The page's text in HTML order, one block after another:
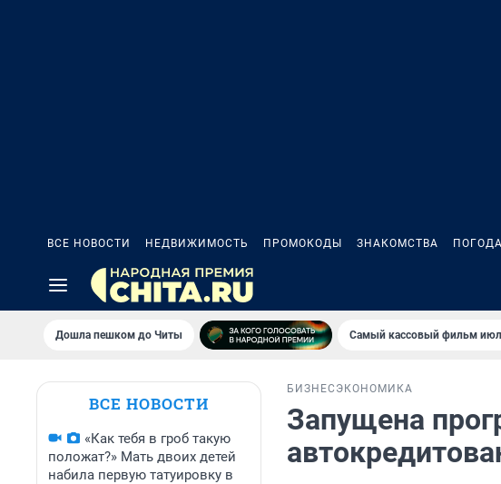
ВСЕ НОВОСТИ НЕДВИЖИМОСТЬ ПРОМОКОДЫ ЗНАКОМСТВА ПОГОДА
Дошла пешком до Читы Самый кассовый фильм
ВСЕ НОВОСТИ
«Как тебя в гроб такую
положат?» Мать двоих детей
набила первую татуировку в
БИЗНЕС ЭКОНОМИКА
Запущена